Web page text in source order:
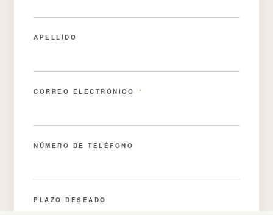
APELLIDO
CORREO ELECTRÓNICO *
NÚMERO DE TELÉFONO
PLAZO DESEADO